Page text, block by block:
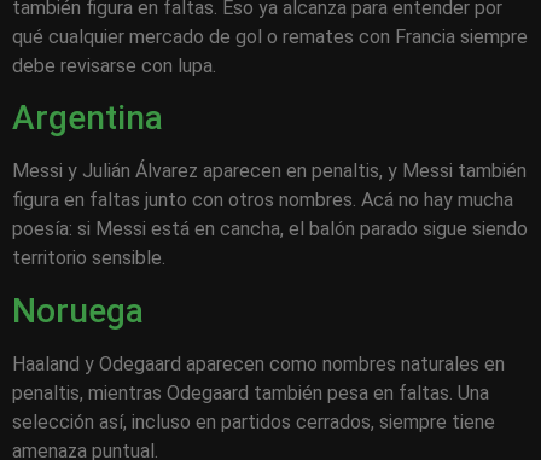
también figura en faltas. Eso ya alcanza para entender por
qué cualquier mercado de gol o remates con Francia siempre
debe revisarse con lupa.
Argentina
Messi y Julián Álvarez aparecen en penaltis, y Messi también
figura en faltas junto con otros nombres. Acá no hay mucha
poesía: si Messi está en cancha, el balón parado sigue siendo
territorio sensible.
Noruega
Haaland y Odegaard aparecen como nombres naturales en
penaltis, mientras Odegaard también pesa en faltas. Una
selección así, incluso en partidos cerrados, siempre tiene
amenaza puntual.